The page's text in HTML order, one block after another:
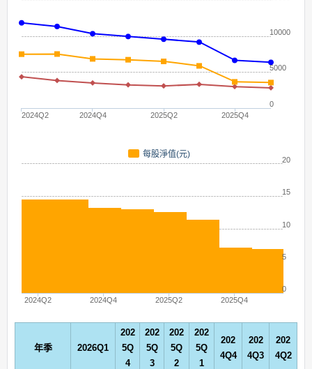
2024Q2 2024Q4 2025Q2 2025Q4
0
5000
10000
每股淨值(元)
2024Q2 2024Q4 2025Q2 2025Q4
0
5
10
15
20
年季 2026Q1
202
5Q
4
202
5Q
3
202
5Q
2
202
5Q
1
202
4Q4
202
4Q3
202
4Q2